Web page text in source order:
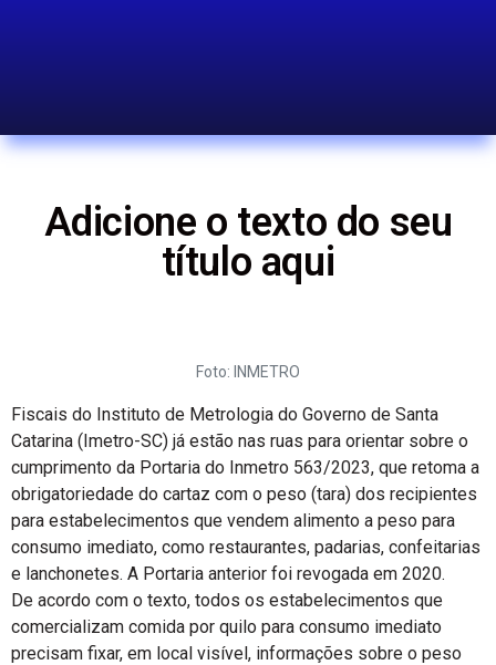
Adicione o texto do seu
título aqui
Foto: INMETRO
Fiscais do Instituto de Metrologia do Governo de Santa
Catarina (Imetro-SC) já estão nas ruas para orientar sobre o
cumprimento da Portaria do Inmetro 563/2023, que retoma a
obrigatoriedade do cartaz com o peso (tara) dos recipientes
para estabelecimentos que vendem alimento a peso para
consumo imediato, como restaurantes, padarias, confeitarias
e lanchonetes. A Portaria anterior foi revogada em 2020.
De acordo com o texto, todos os estabelecimentos que
comercializam comida por quilo para consumo imediato
precisam fixar, em local visível, informações sobre o peso